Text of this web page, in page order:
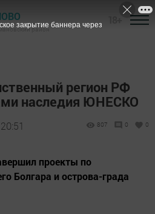
район
регион РФ
наследия ЮНЕСКО
807 0 0
проекты по
Болгара и острова-града
закрытие баннера через